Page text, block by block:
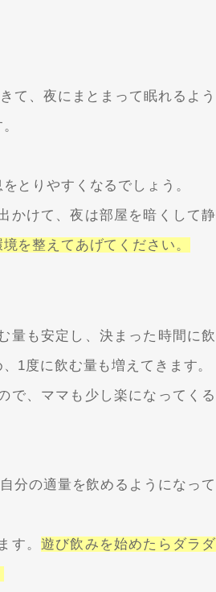
て、夜にまとまって眠れるよう
とりやすくなるでしょう。
かけて、夜は部屋を暗くして静
を整えてあげてください。
量も安定し、決まった時間に飲
1度に飲む量も増えてきます。
で、ママも少し楽になってくる
分の適量を飲めるようになって
す。遊び飲みを始めたらダラダ